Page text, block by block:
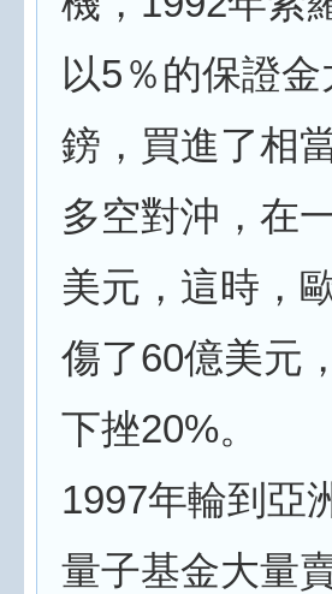
以5％的保證
鎊，買進了相
多空對沖，在
美元，這時，
傷了60億美元
下挫20%。
1997年輪到亞
量子基金大量